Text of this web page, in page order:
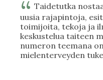
Taidetutka
uusia rajapintoja,
toimijoita, tekoja ja
keskustelua taiteen
numeron teemana
mielenterveyden